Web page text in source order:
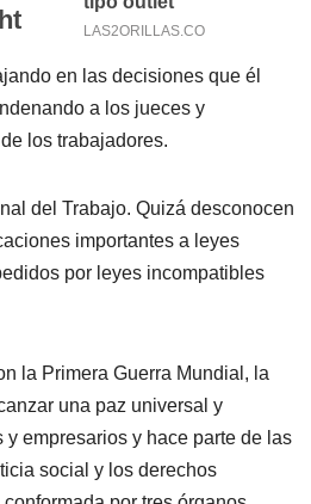
en las decisiones que él
a los jueces y
los trabajadores.
del Trabajo. Quizá desconocen
importantes a leyes
por leyes incompatibles
la Primera Guerra Mundial, la
una paz universal y
empresarios y hace parte de las
social y los derechos